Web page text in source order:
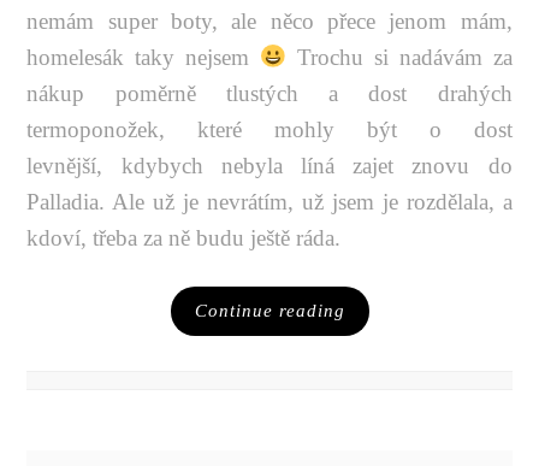
nemám super boty, ale něco přece jenom mám,
homelesák taky nejsem
Trochu si nadávám za
nákup poměrně tlustých a dost drahých
termoponožek, které mohly být o dost
levnější, kdybych nebyla líná zajet znovu do
Palladia. Ale už je nevrátím, už jsem je rozdělala, a
kdoví, třeba za ně budu ještě ráda.
Continue reading